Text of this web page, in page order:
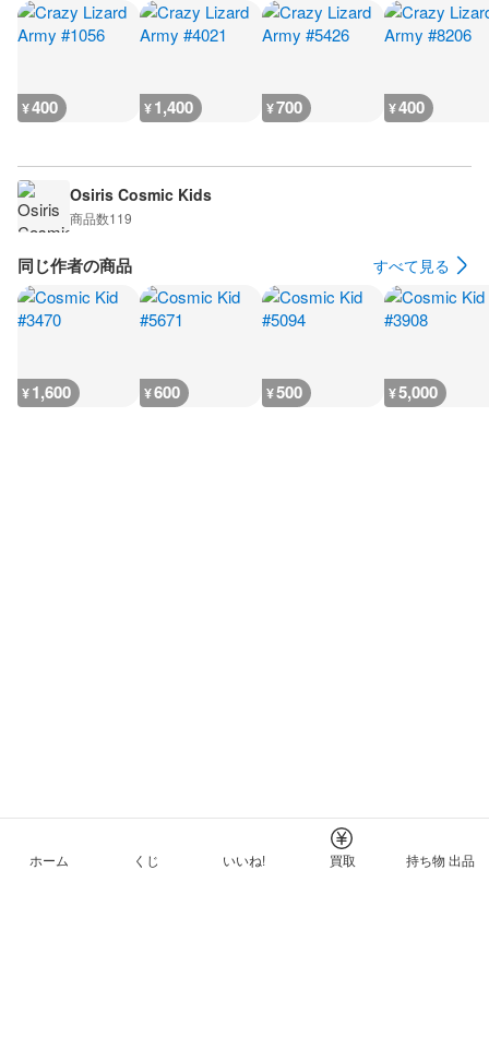
¥400 ¥1,400 ¥700 ¥400
Osiris Cosmic Kids
商品数119
同じ作者の商品 すべて見る
¥1,600 ¥600 ¥500 ¥5,000
ホーム くじ いいね! 買取 持ち物 出品